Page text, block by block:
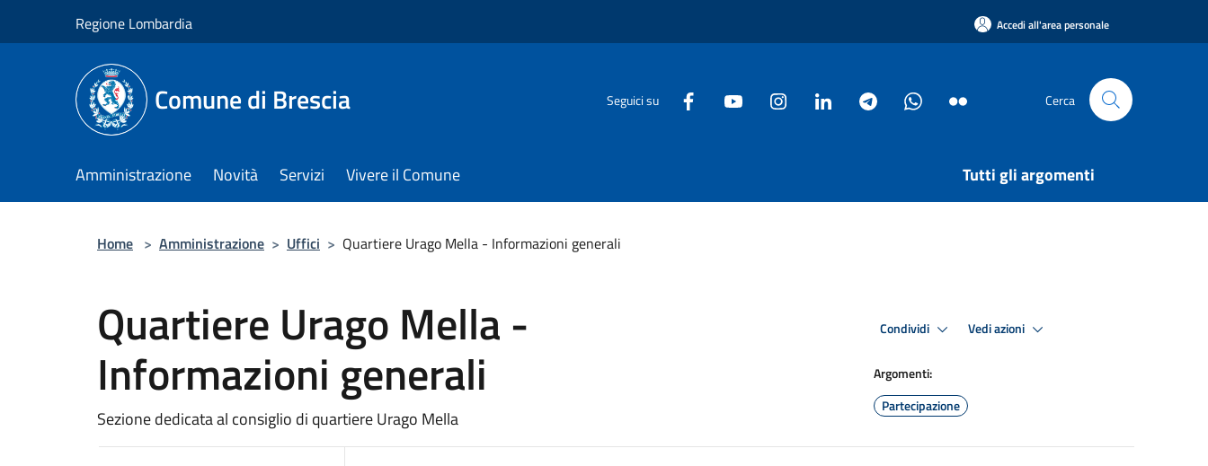
Regione Lombardia Accedi all'area personale
Comune di Brescia Seguici su Cerca
Amministrazione Novità Servizi Vivere il Comune Tutti gli argomenti
Home > Amministrazione > Uffici > Quartiere Urago Mella - Informazioni generali
Quartiere Urago Mella -
Informazioni generali
Sezione dedicata al consiglio di quartiere Urago Mella
Condividi Vedi azioni
Argomenti:
Partecipazione